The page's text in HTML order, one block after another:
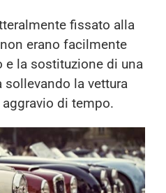
fissato alla
erano facilmente
la sostituzione di una
sollevando la vettura
di tempo.